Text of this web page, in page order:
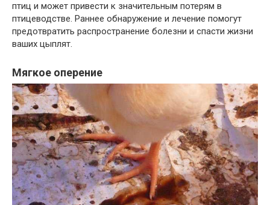
птиц и может привести к значительным потерям в
птицеводстве. Раннее обнаружение и лечение помогут
предотвратить распространение болезни и спасти жизни
ваших цыплят.
Мягкое оперение